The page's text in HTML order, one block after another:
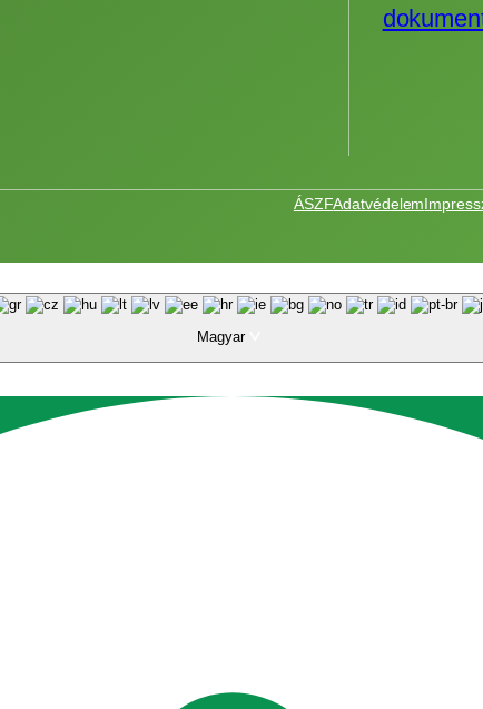
ÁSZFAdatvédelem
Magyar